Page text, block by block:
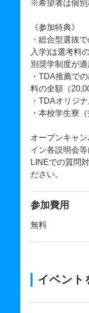
※希望者は個別
《参加特典》
・総合型選抜
入学)は選考料
別奨学制度が適
・TDA推薦で
料の全額（
・TDAオリジ
・本校学生寮
オープンキャ
イン各説明会等
LINEでの質問
ださい。
参加費用
無料
イベント